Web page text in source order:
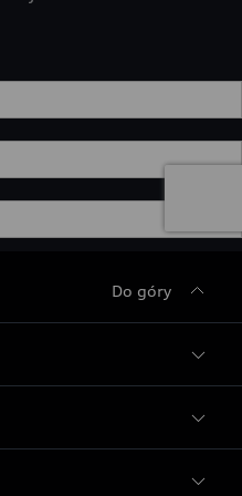
Do góry